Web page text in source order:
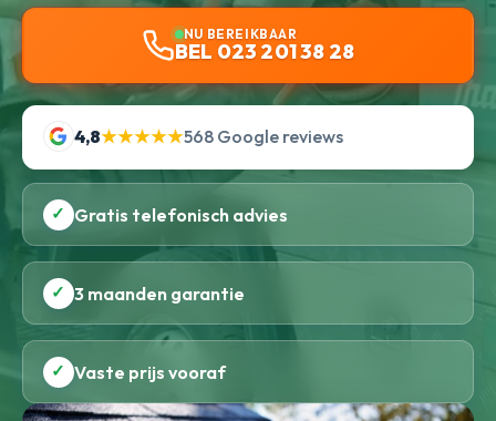
NU BEREIKBAAR
BEL 023 201 38 28
4,8★★★★★568 Google reviews
✓ Gratis telefonisch advies
✓ 3 maanden garantie
✓ Vaste prijs vooraf